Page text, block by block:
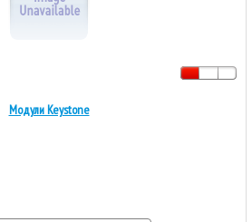
Модули Keystone